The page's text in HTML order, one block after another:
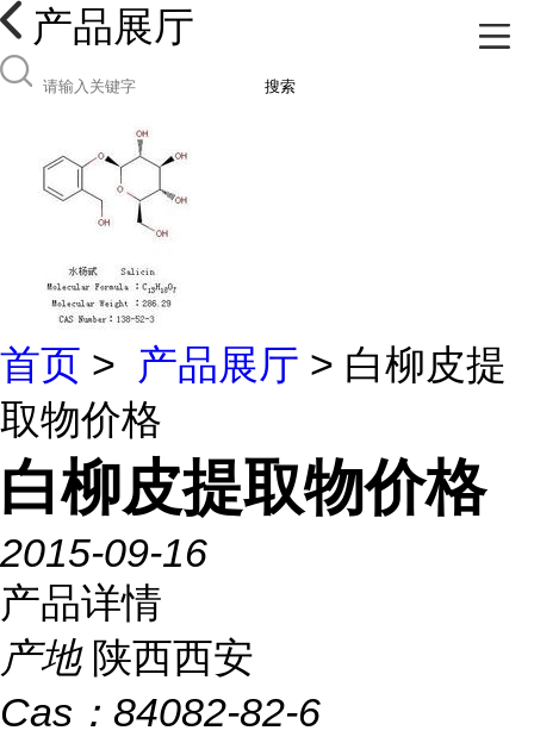
产品展厅
搜索
首页 > 产品展厅 > 白柳皮提
取物价格
白柳皮提取物价格
2015-09-16
产品详情
产地 陕西西安
Cas： 84082-82-6